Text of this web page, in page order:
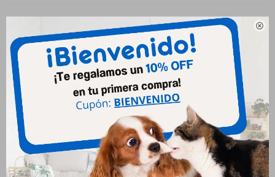

Productos que te pueden interesar